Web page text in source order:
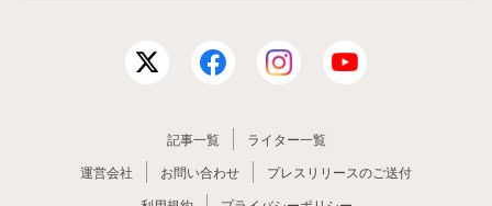
記事一覧
ライター一覧
運営会社
お問い合わせ
プレスリリースのご送付